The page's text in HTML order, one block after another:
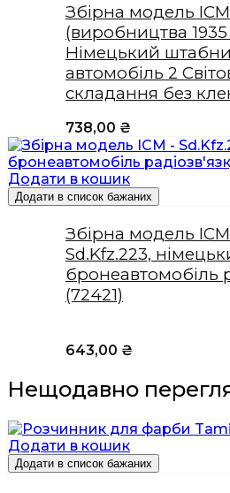
Збірна модель
(виробництва 1935
Німецький
автомобіль 2
складання без
738,00 ₴
Додати в кошик
Додати в список бажаних
Збірна модель
Sd.Kfz.223,
бронеавтомобіль
(72421)
643,00 ₴
Нещодавно
Додати в кошик
Додати в список бажаних